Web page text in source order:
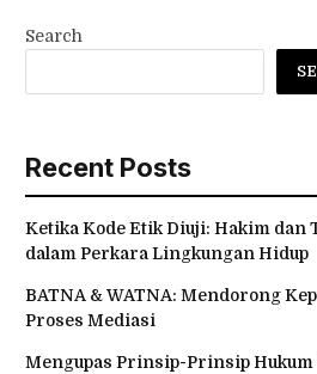
Search
Recent Posts
Ketika Kode Etik Diuji: Hakim
dalam Perkara Lingkungan Hidup
BATNA & WATNA: Mendorong
Proses Mediasi
Mengupas Prinsip-Prinsip